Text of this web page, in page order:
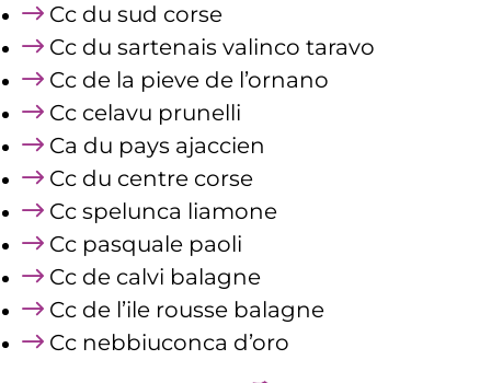
Cc du sud corse
Cc du sartenais valinco taravo
Cc de la pieve de l’ornano
Cc celavu prunelli
Ca du pays ajaccien
Cc du centre corse
Cc spelunca liamone
Cc pasquale paoli
Cc de calvi balagne
Cc de l’ile rousse balagne
Cc nebbiuconca d’oro